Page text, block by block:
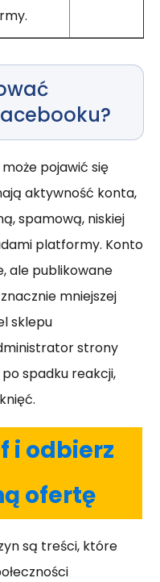
może pojawić się
aktywność konta,
spamową, niskiej
platformy. Konto
ale publikowane
mniejszej
sklepu
strony
spadku reakcji,
i odbierz
ofertę
są treści, które